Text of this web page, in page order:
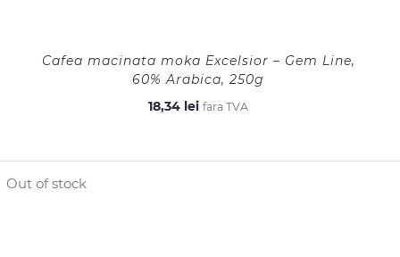
Cafea macinata moka Excelsior – Gem Line,
60% Arabica, 250g
18,34 lei fara TVA
Out of stock